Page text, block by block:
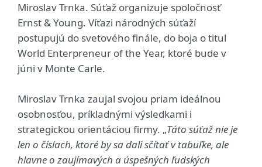
Miroslav Trnka. Súťaž organizuje spoločnosť
Ernst & Young. Víťazi národných súťaží
postupujú do svetového finále, do boja o titul
World Enterpreneur of the Year, ktoré bude v
júni v Monte Carle.
Miroslav Trnka zaujal svojou priam ideálnou
osobnosťou, príkladnými výsledkami i
strategickou orientáciou firmy. „Táto súťaž nie je
len o číslach, ktoré by sa dali sčítať v tabuľke, ale
hlavne o zaujímavých a úspešných ľudských